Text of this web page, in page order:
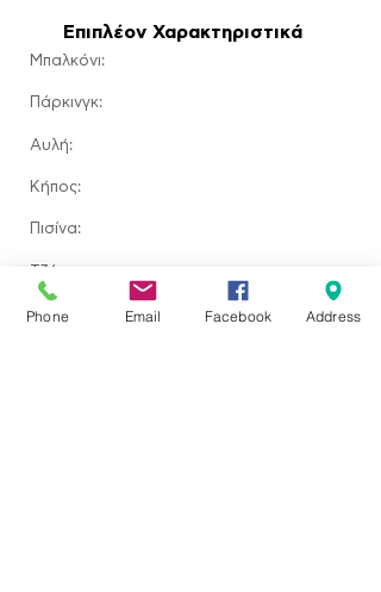
Επιπλέον Χαρακτηριστικά
Μπαλκόνι:
Πάρκινγκ:
Αυλή:
​Κήπος:
Πισίνα:
Τζάκι:
Τοποθεσία ακινήτου
Phone Email Facebook Address